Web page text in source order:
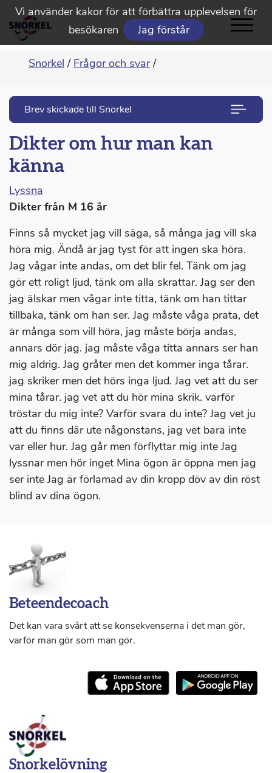
Vi använder kakor för att förbättra upplevelsen för
besökaren
Jag förstår
Snorkel / Frågor och svar /
Brev skickade till Snorkel
Dikter om hur man kan
känna
Lyssna
Dikter från M 16 år
Finns så mycket jag vill säga, så många jag vill ska
höra mig. Ändå är jag tyst för att ingen ska höra.
Jag vågar inte andas, om det blir fel. Tänk om jag
gör ett roligt ljud, tänk om alla skrattar. Jag ser den
jag älskar men vågar inte titta, tänk om han tittar
tillbaka, tänk om han ser. Jag måste våga prata, det
är många som vill höra, jag måste börja andas,
annars dör jag. jag måste våga titta annars ser han
mig aldrig. Jag gråter men det kommer inga tårar.
jag skriker men det hörs inga ljud. Jag vet att du ser
mina tårar. jag vet att du hör mina skrik. varför
tröstar du mig inte? Varför svara du inte? Jag vet ju
att du finns där ute någonstans, jag vet bara inte
var eller hur. Jag går men förflyttar mig inte Jag
lyssnar men hör inget Mina ögon är öppna men jag
ser inte Jag är förlamad av din kropp döv av din röst
blind av dina ögon.
Beteendecoach
Det kan vara svårt att se konsekvenserna i det man gör,
varför man gör som man gör.
Snorkelövning